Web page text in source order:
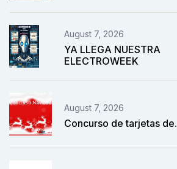
August 7, 2026
YA LLEGA NUESTRA
ELECTROWEEK
August 7, 2026
Concurso de tarjetas de.